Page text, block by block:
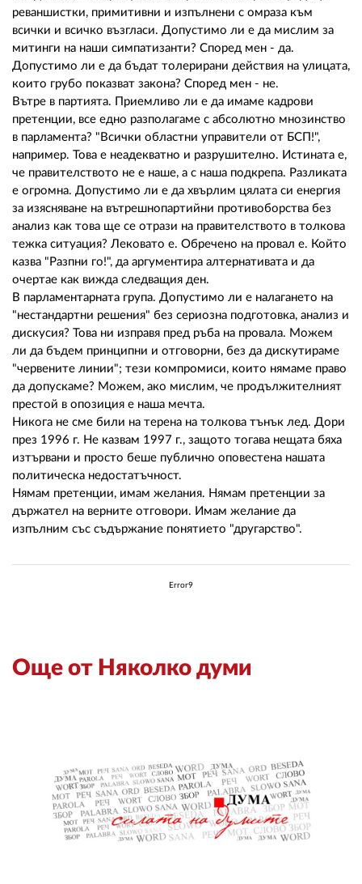
реваншистки, примитивни и изпълнени с омраза към
всички и всичко възгласи. Допустимо ли е да мислим за
митинги на наши симпатизанти? Според мен - да.
Допустимо ли е да бъдат толерирани действия на улицата,
които грубо показват закона? Според мен - не.
Вътре в партията. Приемливо ли е да имаме кадрови
претенции, все едно разполагаме с абсолютно мнозинство
в парламента? "Всички областни управители от БСП!",
например. Това е неадекватно и разрушително. Истината е,
че правителството не е наше, а с наша подкрепа. Разликата
е огромна. Допустимо ли е да хвърлим цялата си енергия
за изясняване на вътрешнопартийни противоборства без
анализ как това ще се отрази на правителството в толкова
тежка ситуация? Лековато е. Обречено на провал е. Който
казва "Разпни го!", да аргументира алтернативата и да
очертае как вижда следващия ден.
В парламентарната група. Допустимо ли е налагането на
"нестандартни решения" без сериозна подготовка, анализ и
дискусия? Това ни изправя пред ръба на провала. Можем
ли да бъдем принципни и отговорни, без да дискутираме
"червените линии"; тези компромиси, които нямаме право
да допускаме? Можем, ако мислим, че продължителният
престой в опозиция е наша мечта.
Никога не сме били на терена на толкова тънък лед. Дори
през 1996 г. Не казвам 1997 г., защото тогава нещата бяха
изтървани и просто беше публично оповестена нашата
политическа недостатъчност.
Нямам претенции, имам желания. Нямам претенции за
държател на верните отговори. Имам желание да
изпълним със съдържание понятието "другарство".
Error9
Още от Няколко думи